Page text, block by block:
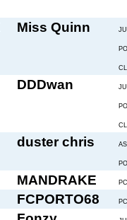
Miss Quinn
DDDwan
duster chris
MANDRAKE
FCPORTO68